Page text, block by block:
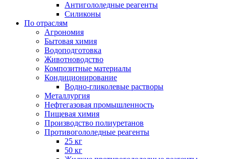
Антигололедные реагенты
Силиконы
По отраслям
Агрономия
Бытовая химия
Водоподготовка
Животноводство
Композитные материалы
Кондиционирование
Водно-гликолевые растворы
Металлургия
Нефтегазовая промышленность
Пищевая химия
Производство полиуретанов
Противогололедные реагенты
25 кг
50 кг